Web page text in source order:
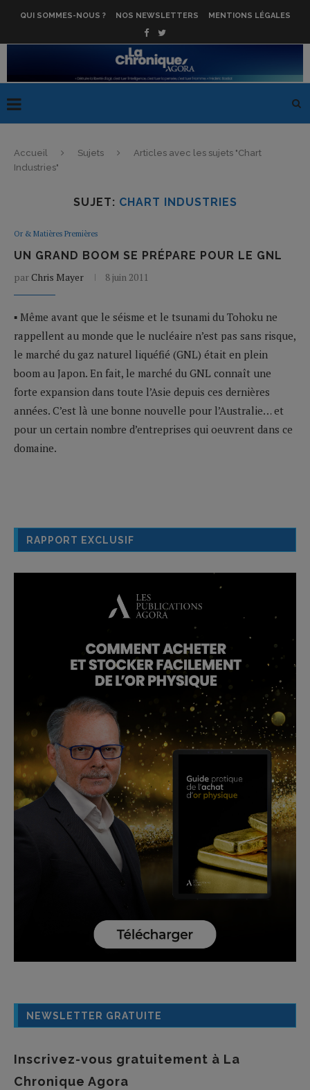
QUI SOMMES-NOUS ? NOS NEWSLETTERS MENTIONS LÉGALES
Accueil Sujets
Articles avec les sujets "Chart
Industries"
SUJET: CHART INDUSTRIES
Or & Matières Premières
UN GRAND BOOM SE PRÉPARE POUR LE GNL
parChris Mayer 8 juin 2011
▪ Même avant que le séisme et le tsunami du Tohoku ne
rappellent au monde que le nucléaire n’est pas sans risque,
le marché du gaz naturel liquéfié (GNL) était en plein
boom au Japon. En fait, le marché du GNL connaît une
forte expansion dans toute l’Asie depuis ces dernières
années. C’est là une bonne nouvelle pour l’Australie… et
pour un certain nombre d’entreprises qui oeuvrent dans ce
domaine.
RAPPORT EXCLUSIF
NEWSLETTER GRATUITE
Inscrivez-vous gratuitement à La
Chronique Agora